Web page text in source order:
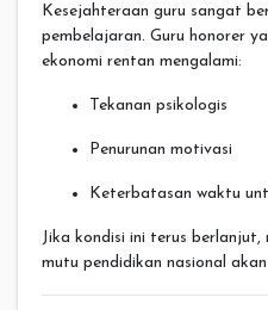
Kesejahteraan guru sangat
pembelajaran. Guru honorer
ekonomi rentan mengalami:
Tekanan psikologis
Penurunan motivasi
Keterbatasan waktu
Jika kondisi ini terus
mutu pendidikan nasional